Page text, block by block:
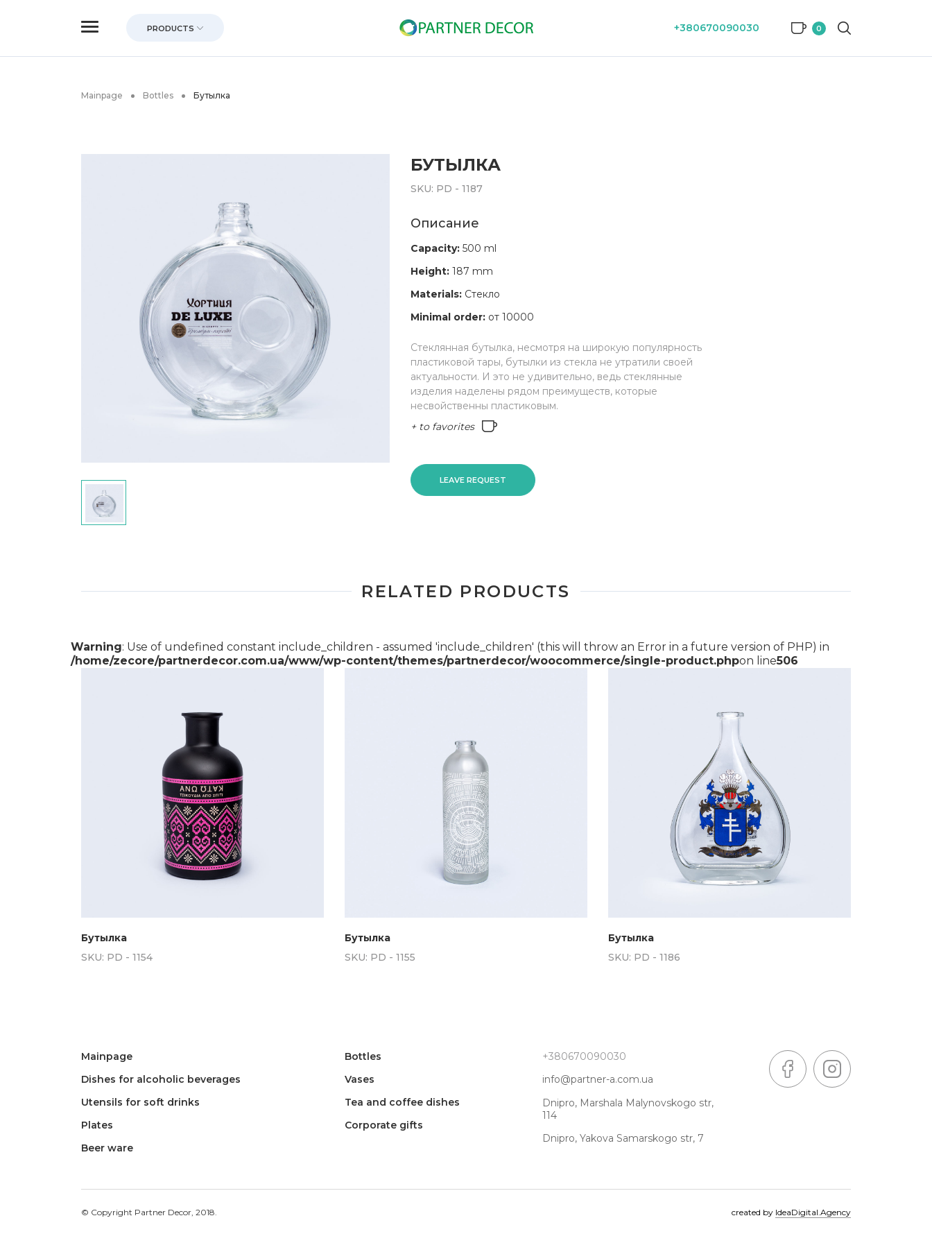
PRODUCTS +380670090030 0
Mainpage Bottles Бутылка
БУТЫЛКА
SKU: PD - 1187
Описание
Capacity: 500 ml
Height: 187 mm
Materials: Стекло
Minimal order: от 10000
Стеклянная бутылка, несмотря на широкую популярность
пластиковой тары, бутылки из стекла не утратили своей
актуальности. И это не удивительно, ведь стеклянные
изделия наделены рядом преимуществ, которые
несвойственны пластиковым.
+ to favorites
LEAVE REQUEST
RELATED PRODUCTS
Warning: Use of undefined constant include_children - assumed 'include_children' (this will throw an Error in a future version of PHP) in
/home/zecore/partnerdecor.com.ua/www/wp-content/themes/partnerdecor/woocommerce/single-product.phpon line506
Бутылка
SKU: PD - 1154
Бутылка
SKU: PD - 1155
Бутылка
SKU: PD - 1186
Mainpage
Dishes for alcoholic beverages
Utensils for soft drinks
Plates
Beer ware
Bottles
Vases
Tea and coffee dishes
Corporate gifts
+380670090030
info@partner-a.com.ua
Dnipro, Marshala Malynovskogo str,
114
Dnipro, Yakova Samarskogo str, 7
© Copyright Partner Decor, 2018. created by IdeaDigital.Agency